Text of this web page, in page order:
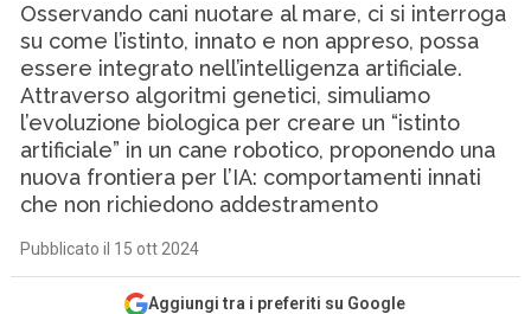
Osservando cani nuotare al mare, ci si interroga
su come l’istinto, innato e non appreso, possa
essere integrato nell’intelligenza artificiale.
Attraverso algoritmi genetici, simuliamo
l’evoluzione biologica per creare un “istinto
artificiale” in un cane robotico, proponendo una
nuova frontiera per l’IA: comportamenti innati
che non richiedono addestramento
Pubblicato il 15 ott 2024
Aggiungi tra i preferiti su Google